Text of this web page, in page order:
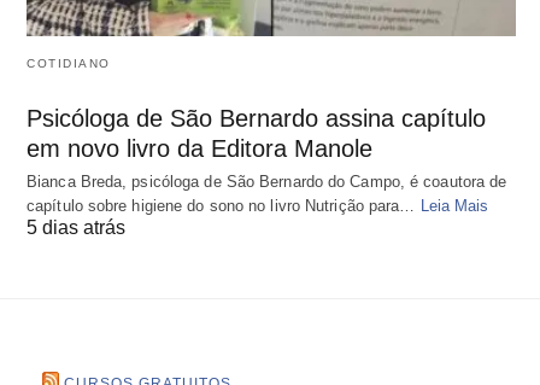
COTIDIANO
Psicóloga de São Bernardo assina capítulo
em novo livro da Editora Manole
Bianca Breda, psicóloga de São Bernardo do Campo, é coautora de
capítulo sobre higiene do sono no livro Nutrição para…
Leia Mais
5 dias atrás